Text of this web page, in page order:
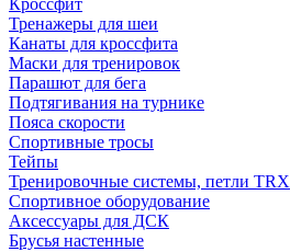
Кроссфит
Тренажеры для шеи
Канаты для кроссфита
Маски для тренировок
Парашют для бега
Подтягивания на турнике
Пояса скорости
Спортивные тросы
Тейпы
Тренировочные системы, петли TRX
Спортивное оборудование
Аксессуары для ДСК
Брусья настенные